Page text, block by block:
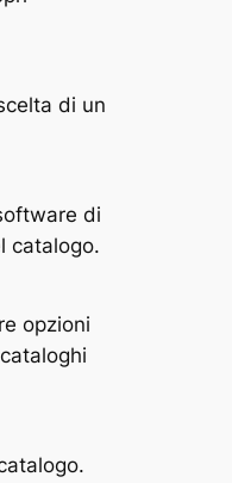
di un
di
catalogo.
opzioni